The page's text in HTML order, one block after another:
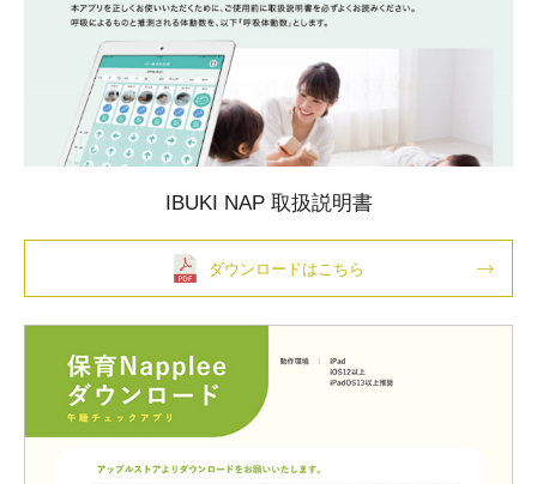
IBUKI NAP 取扱説明書
ダウンロードはこちら